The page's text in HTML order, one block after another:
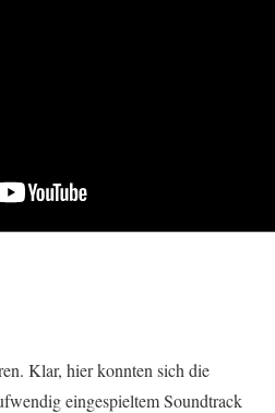
Klar, hier konnten sich die
eingespieltem Soundtrack